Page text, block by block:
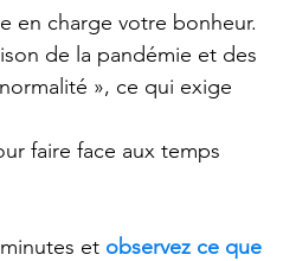
en charge votre bonheur.
de la pandémie et des
», ce qui exige
faire face aux temps
et observez ce que